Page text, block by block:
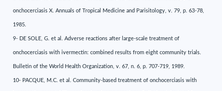
onchocerciasis X. Annuals of Tropical Medicine and Parisitology, v. 79, p. 63-78,
1985.
9- DE SOLE, G. et al. Adverse reactions after large-scale treatment of
onchocerciasis with ivermectin: combined results from eight community trials.
Bulletin of the World Health Organization, v. 67, n. 6, p. 707-719, 1989.
10- PACQUE, M.C. et al. Community-based treatment of onchocerciasis with